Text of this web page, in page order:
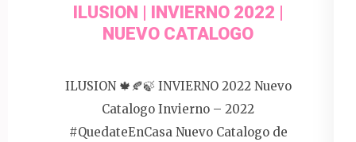
ILUSION | INVIERNO 2022 |
NUEVO CATALOGO
ILUSION 🍁🍂🍃 INVIERNO 2022 Nuevo
Catalogo Invierno – 2022
#QuedateEnCasa Nuevo Catalogo de